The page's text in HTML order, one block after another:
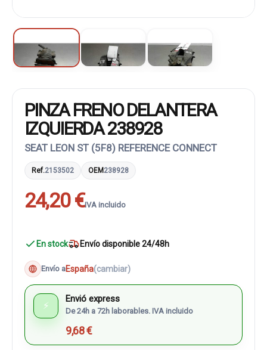
PINZA FRENO DELANTERA
IZQUIERDA 238928
SEAT LEON ST (5F8) REFERENCE CONNECT
Ref.2153502 OEM238928
24,20 €IVA incluido
En stock Envío disponible 24/48h
Envío aEspaña(cambiar)
⚡
Envió express
De 24h a 72h laborables. IVA incluido
9,68 €